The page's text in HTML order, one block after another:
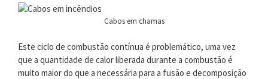
Cabos em chamas
Este ciclo de combustão contínua é problemático, uma vez
que a quantidade de calor liberada durante a combustão é
muito maior do que a necessária para a fusão e decomposição